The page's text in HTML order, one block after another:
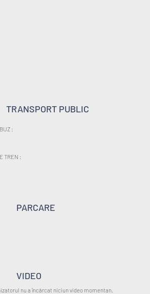
TRANSPORT PUBLIC
:
TREN :
PARCARE
VIDEO
nu a încărcat niciun video momentan.